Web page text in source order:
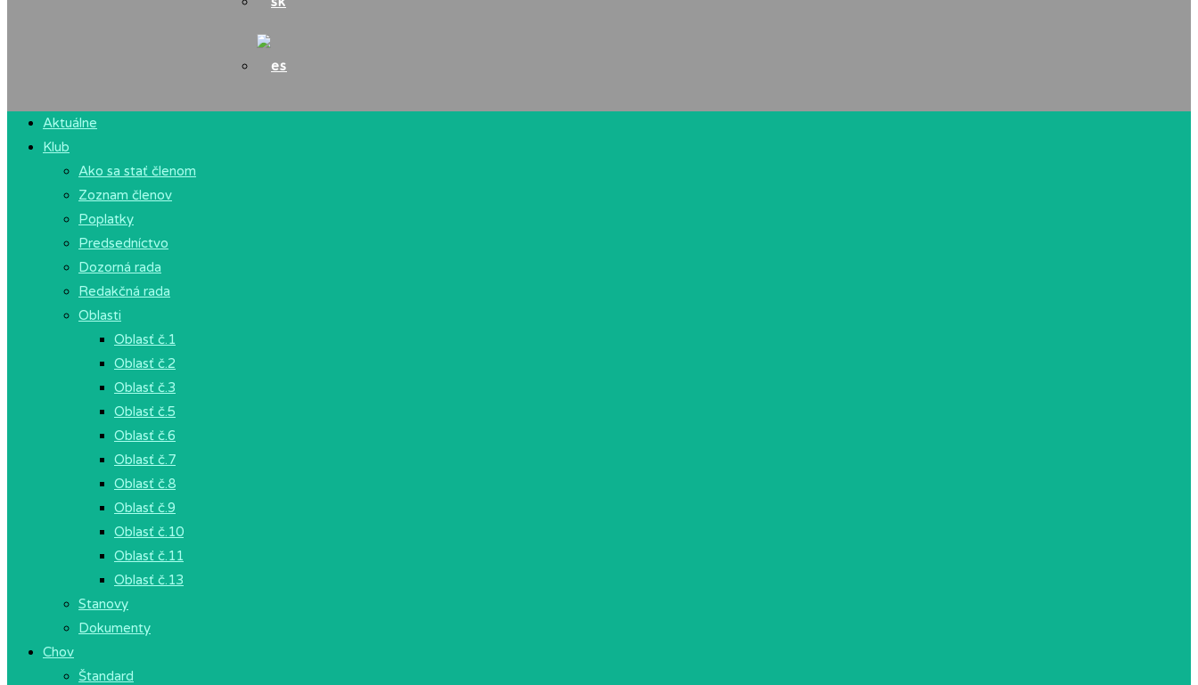
Aktuálne
Klub
Ako sa stať členom
Zoznam členov
Poplatky
Predsedníctvo
Dozorná rada
Redakčná rada
Oblasti
Oblasť č.1
Oblasť č.2
Oblasť č.3
Oblasť č.5
Oblasť č.6
Oblasť č.7
Oblasť č.8
Oblasť č.9
Oblasť č.10
Oblasť č.11
Oblasť č.13
Stanovy
Dokumenty
Chov
Štandard